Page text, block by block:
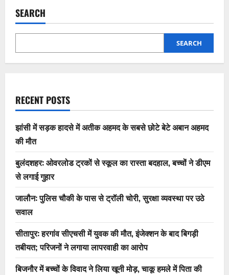
SEARCH
SEARCH
RECENT POSTS
झांसी में सड़क हादसे में अतीक अहमद के सबसे छोटे बेटे अबान अहमद
की मौत
बुलंदशहर: ओवरलोड ट्रकों से स्कूल का रास्ता बदहाल, बच्चों ने डीएम
से लगाई गुहार
जालौन: पुलिस चौकी के पास से ट्रॉली चोरी, सुरक्षा व्यवस्था पर उठे
सवाल
सीतापुर: हरगांव सीएचसी में युवक की मौत, इंजेक्शन के बाद बिगड़ी
तबीयत; परिजनों ने लगाया लापरवाही का आरोप
बिजनौर में बच्चों के विवाद ने लिया खूनी मोड़, चाकू हमले में पिता की